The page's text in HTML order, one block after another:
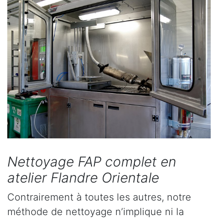
Nettoyage FAP complet en
atelier Flandre Orientale
Contrairement à toutes les autres, notre
méthode de nettoyage n’implique ni la